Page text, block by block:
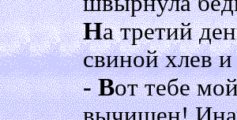
На третий
свиной хлев
- Вот тебе